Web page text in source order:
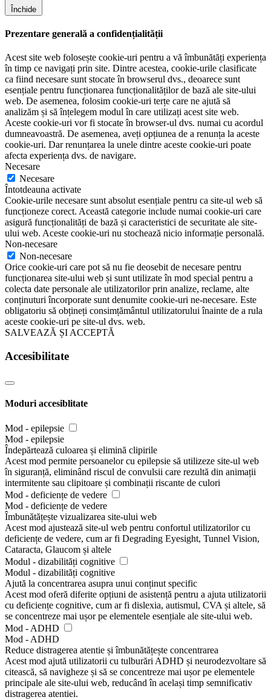
Închide
Prezentare generală a confidențialității
Acest site web folosește cookie-uri pentru a vă îmbunătăți experiența
în timp ce navigați prin site. Dintre acestea, cookie-urile clasificate
ca fiind necesare sunt stocate în browserul dvs., deoarece sunt
esențiale pentru funcționarea funcționalităților de bază ale site-ului
web. De asemenea, folosim cookie-uri terțe care ne ajută să
analizăm și să înțelegem modul în care utilizați acest site web.
Aceste cookie-uri vor fi stocate în browser-ul dvs. numai cu acordul
dumneavoastră. De asemenea, aveți opțiunea de a renunța la aceste
cookie-uri. Dar renunțarea la unele dintre aceste cookie-uri poate
afecta experiența dvs. de navigare.
Necesare
Necesare
Întotdeauna activate
Cookie-urile necesare sunt absolut esențiale pentru ca site-ul web să
funcționeze corect. Această categorie include numai cookie-uri care
asigură funcționalități de bază și caracteristici de securitate ale site-
ului web. Aceste cookie-uri nu stochează nicio informație personală.
Non-necesare
Non-necesare
Orice cookie-uri care pot să nu fie deosebit de necesare pentru
funcționarea site-ului web și sunt utilizate în mod special pentru a
colecta date personale ale utilizatorilor prin analize, reclame, alte
conținuturi încorporate sunt denumite cookie-uri ne-necesare. Este
obligatoriu să obțineți consimțământul utilizatorului înainte de a rula
aceste cookie-uri pe site-ul dvs. web.
SALVEAZĂ ȘI ACCEPTĂ
Accesibilitate
Moduri accesiblitate
Mod - epilepsie
Mod - epilepsie
Îndepărtează culoarea și elimină clipirile
Acest mod permite persoanelor cu epilepsie să utilizeze site-ul web
în siguranță, eliminând riscul de convulsii care rezultă din animații
intermitente sau clipitoare și combinații riscante de culori
Mod - deficiențe de vedere
Mod - deficiențe de vedere
Îmbunătățește vizualizarea site-ului web
Acest mod ajustează site-ul web pentru confortul utilizatorilor cu
deficiențe de vedere, cum ar fi Degrading Eyesight, Tunnel Vision,
Cataracta, Glaucom și altele
Modul - dizabilități cognitive
Modul - dizabilități cognitive
Ajută la concentrarea asupra unui conținut specific
Acest mod oferă diferite opțiuni de asistență pentru a ajuta utilizatorii
cu deficiențe cognitive, cum ar fi dislexia, autismul, CVA și altele, să
se concentreze mai ușor pe elementele esențiale ale site-ului web.
Mod - ADHD
Mod - ADHD
Reduce distragerea atentie și îmbunătățește concentrarea
Acest mod ajută utilizatorii cu tulburări ADHD și neurodezvoltare să
citească, să navigheze și să se concentreze mai ușor pe elementele
principale ale site-ului web, reducând în același timp semnificativ
distragerea atentiei.